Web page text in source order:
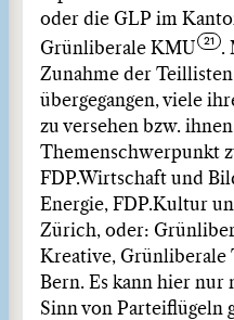
oder die GLP im
Grünliberale KMU
.
Zunahme der
übergegangen, viele
zu versehen bzw.
Themenschwerpunkt
FDP.Wirtschaft und
Energie, FDP.Kultur
Zürich, oder:
Kreative, Grünliberale
Bern. Es kann hier
Sinn von Parteiflügeln